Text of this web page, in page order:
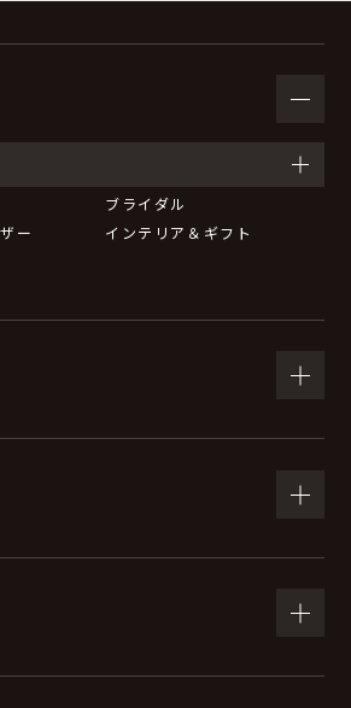
ブライダル
ー
インテリア＆ギフト